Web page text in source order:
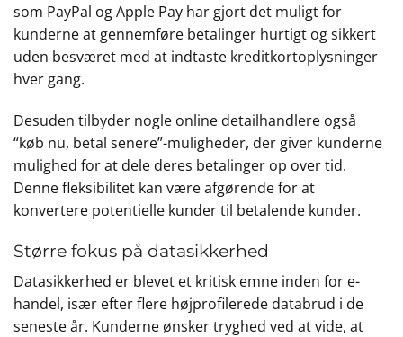
som PayPal og Apple Pay har gjort det muligt for
kunderne at gennemføre betalinger hurtigt og sikkert
uden besværet med at indtaste kreditkortoplysninger
hver gang.
Desuden tilbyder nogle online detailhandlere også
“køb nu, betal senere”-muligheder, der giver kunderne
mulighed for at dele deres betalinger op over tid.
Denne fleksibilitet kan være afgørende for at
konvertere potentielle kunder til betalende kunder.
Større fokus på datasikkerhed
Datasikkerhed er blevet et kritisk emne inden for e-
handel, især efter flere højprofilerede databrud i de
seneste år. Kunderne ønsker tryghed ved at vide, at